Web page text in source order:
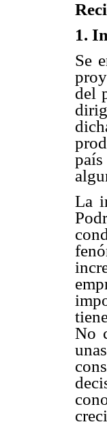
1.
Se
del
La
No